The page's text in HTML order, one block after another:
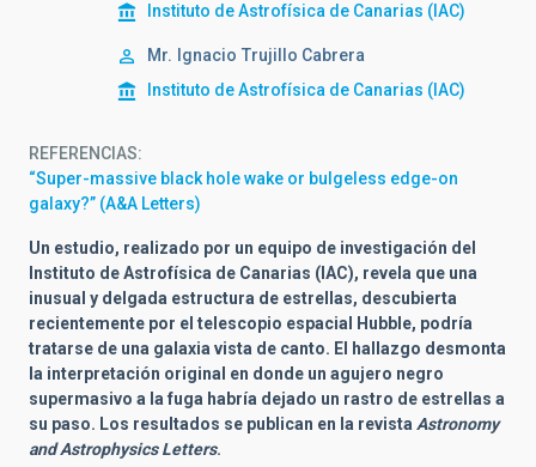
Instituto de Astrofísica de Canarias (IAC)
Mr. Ignacio Trujillo Cabrera
Instituto de Astrofísica de Canarias (IAC)
REFERENCIAS
“Super-massive black hole wake or bulgeless edge-on
galaxy?” (A&A Letters)
Un estudio, realizado por un equipo de investigación del
Instituto de Astrofísica de Canarias (IAC), revela que una
inusual y delgada estructura de estrellas, descubierta
recientemente por el telescopio espacial Hubble, podría
tratarse de una galaxia vista de canto. El hallazgo desmonta
la interpretación original en donde un agujero negro
supermasivo a la fuga habría dejado un rastro de estrellas a
su paso. Los resultados se publican en la revista Astronomy
and Astrophysics Letters.